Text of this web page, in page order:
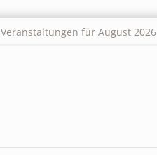
Veranstaltungen für August 2026